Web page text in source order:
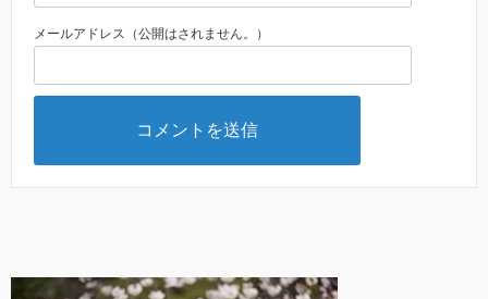
メールアドレス（公開はされません。）